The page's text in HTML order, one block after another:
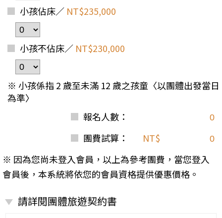
小孩佔床／ NT$235,000
小孩不佔床／ NT$230,000
※ 小孩係指 2 歲至未滿 12 歲之孩童〈以團體出發當日
為準〉
報名人數：
團費試算：
NT$
※ 因為您尚未登入會員，以上為參考團費，當您登入
會員後，本系統將依您的會員資格提供優惠價格。
請詳閱團體旅遊契約書